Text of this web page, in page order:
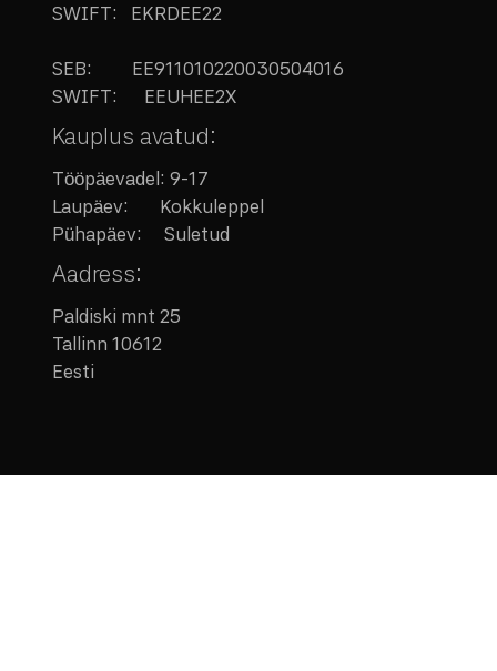
SWIFT: EKRDEE22
SEB: EE911010220030504016
SWIFT: EEUHEE2X
Kauplus avatud:
Tööpäevadel: 9-17
Laupäev: Kokkuleppel
Pühapäev: Suletud
Aadress:
Paldiski mnt 25
Tallinn 10612
Eesti